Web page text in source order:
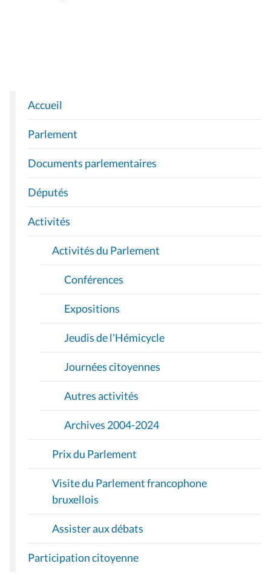
N
A
V
I
G
A
T
I
O
Accueil
Parlement
Documents parlementaires
Députés
Activités
Activités du Parlement
Conférences
Expositions
Jeudis de l'Hémicycle
Journées citoyennes
Autres activités
Archives 2004-2024
Prix du Parlement
Visite du Parlement francophone
bruxellois
Assister aux débats
Participation citoyenne